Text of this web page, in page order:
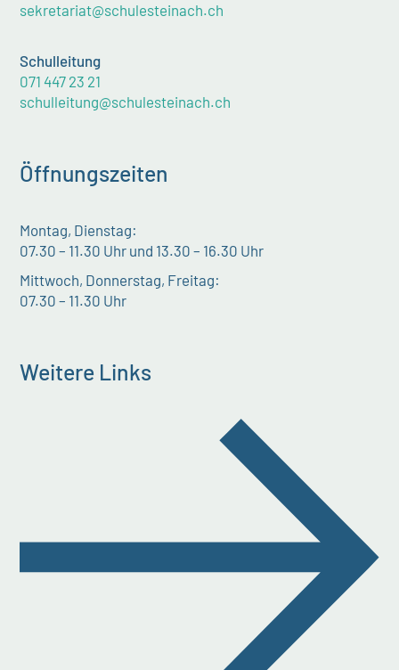
sekretariat@schulesteinach.ch
Schulleitung
071 447 23 21
schulleitung@schulesteinach.ch
Öffnungszeiten
Montag, Dienstag:
07.30 – 11.30 Uhr und 13.30 – 16.30 Uhr
Mittwoch, Donnerstag, Freitag:
07.30 – 11.30 Uhr
Weitere Links